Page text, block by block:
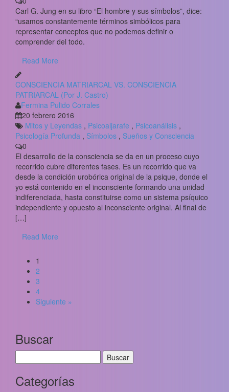
Carl G. Jung en su libro “El hombre y sus símbolos”, dice:
“usamos constantemente términos simbólicos para
representar conceptos que no podemos definir o
comprender del todo.
Read More
CONSCIENCIA MATRIARCAL VS. CONSCIENCIA
PATRIARCAL (Por J. Castro)
Fermina Pulido Corrales
20 febrero 2016
Mitos y Leyendas , Psicoaljarafe , Psicoanálisis ,
Psicología Profunda , Símbolos , Sueños y Consciencia
0
El desarrollo de la consciencia se da en un proceso cuyo
recorrido cubre diferentes fases. Es un recorrido que va
desde la condición urobórica original de la psique, donde el
yo está contenido en el inconsciente formando una unidad
indiferenciada, hasta constituirse como un sistema psíquico
independiente y opuesto al inconsciente original. Al final de
[…]
Read More
1
2
3
4
Siguiente »
Buscar
Categorías